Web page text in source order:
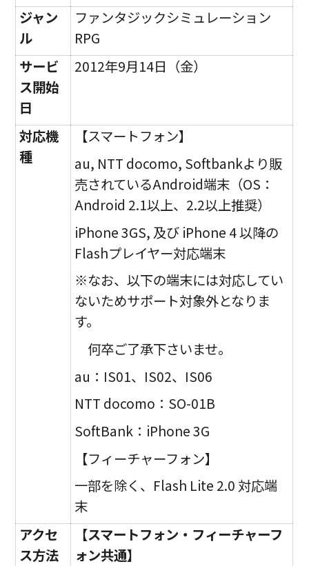
ジャン
ル
ファンタジックシミュレーション
RPG
サービ
ス開始
日
2012年9月14日（金）
対応機
種
【スマートフォン】
au, NTT docomo, Softbankより販
売されているAndroid端末（OS：
Android 2.1以上、2.2以上推奨）
iPhone 3GS, 及び iPhone 4 以降の
Flashプレイヤー対応端末
※なお、以下の端末には対応してい
ないためサポート対象外となりま
す。
何卒ご了承下さいませ。
au：IS01、IS02、IS06
NTT docomo：SO-01B
SoftBank：iPhone 3G
【フィーチャーフォン】
一部を除く、Flash Lite 2.0 対応端
末
アクセ
ス方法
【スマートフォン・フィーチャーフ
ォン共通】